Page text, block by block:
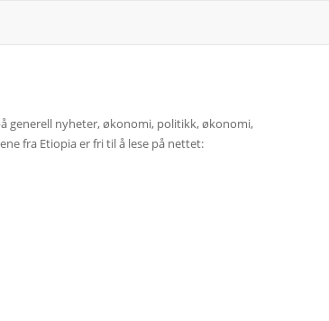
generell nyheter, økonomi, politikk, økonomi,
fra Etiopia er fri til å lese på nettet: